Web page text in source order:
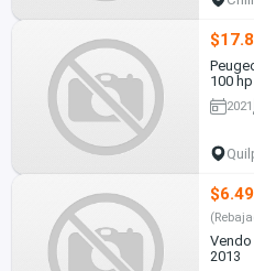
100 hp
2021
Vendo
2013